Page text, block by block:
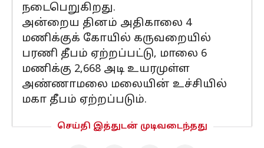
நடைபெறுகிறது.
அன்றைய தினம் அதிகாலை 4
மணிக்குக் கோயில் கருவறையில்
பரணி தீபம் ஏற்றப்பட்டு, மாலை 6
மணிக்கு 2,668 அடி உயரமுள்ள
அண்ணாமலை மலையின் உச்சியில்
மகா தீபம் ஏற்றப்படும்.
செய்தி இத்துடன் முடிவடைந்தது